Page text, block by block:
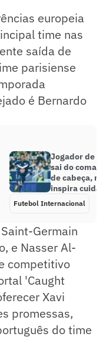
europeia
time nas
saída de
parisiense
é Bernardo
Jogador de
sai do coma
de cabeça,
inspira
Futebol Internacional
Germain
e Nasser Al-
competitivo
'Caught
Xavi
promessas,
do time